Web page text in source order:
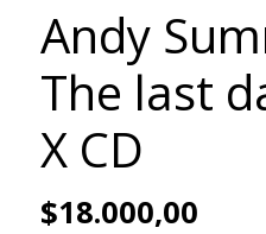
Andy
The last
X CD
$18.000,00